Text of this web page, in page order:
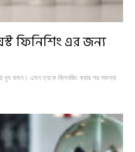
ফিনিশিং এর জন্য
খুব কমন। এমন ত্বকে ক্লিনজিং করার পর সমস্যা